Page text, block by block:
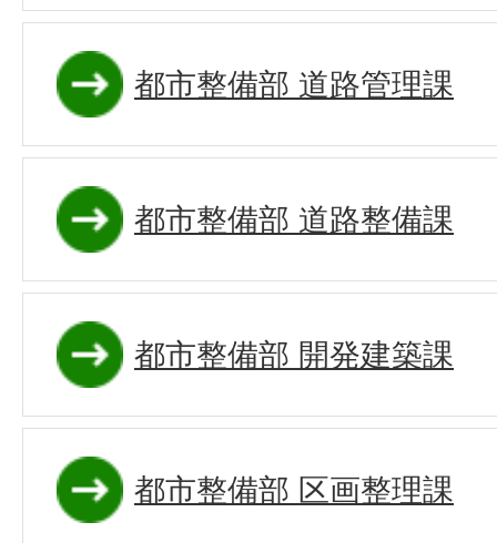
都市整備部 道路管理課
都市整備部 道路整備課
都市整備部 開発建築課
都市整備部 区画整理課